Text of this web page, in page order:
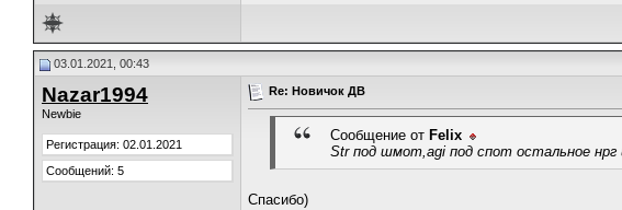
03.01.2021, 00:43
Nazar1994
Newbie
Регистрация: 02.01.2021
Сообщений: 5
Re: Новичок ДВ
Сообщение от Felix
Str под шмот,agi под спот остальное нрг
Спасибо)